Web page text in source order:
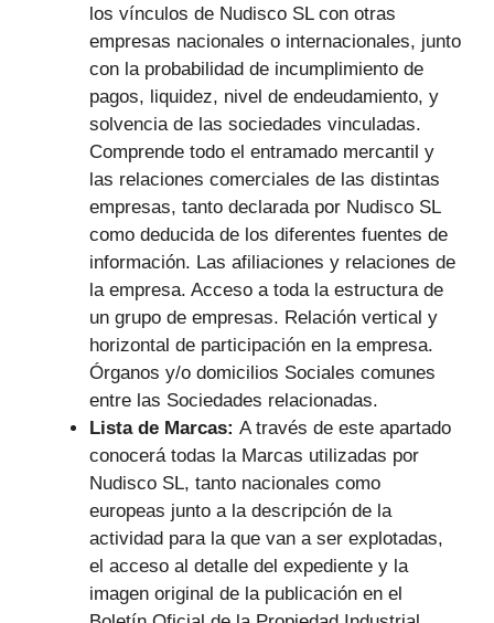
los vínculos de Nudisco SL con otras
empresas nacionales o internacionales, junto
con la probabilidad de incumplimiento de
pagos, liquidez, nivel de endeudamiento, y
solvencia de las sociedades vinculadas.
Comprende todo el entramado mercantil y
las relaciones comerciales de las distintas
empresas, tanto declarada por Nudisco SL
como deducida de los diferentes fuentes de
información. Las afiliaciones y relaciones de
la empresa. Acceso a toda la estructura de
un grupo de empresas. Relación vertical y
horizontal de participación en la empresa.
Órganos y/o domicilios Sociales comunes
entre las Sociedades relacionadas.
Lista de Marcas: A través de este apartado
conocerá todas la Marcas utilizadas por
Nudisco SL, tanto nacionales como
europeas junto a la descripción de la
actividad para la que van a ser explotadas,
el acceso al detalle del expediente y la
imagen original de la publicación en el